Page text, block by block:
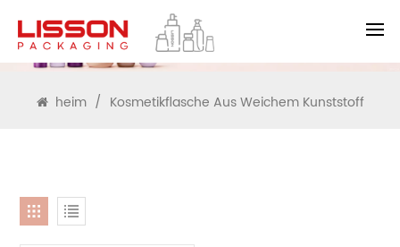
SUCHEN
heim / Kosmetikflasche Aus Weichem Kunststoff